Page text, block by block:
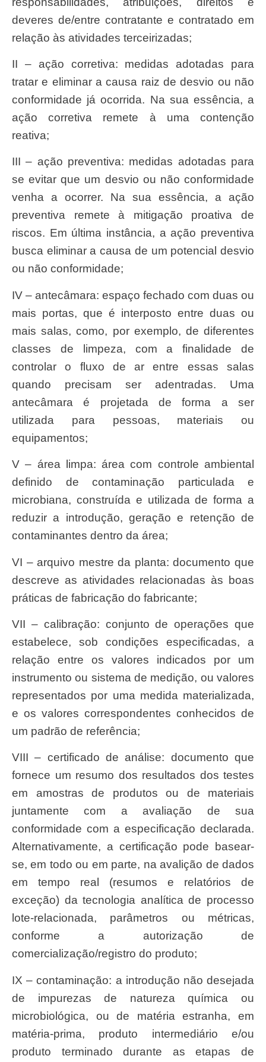
deveres de/entre contratante e contratado em
relação às atividades terceirizadas;
II – ação corretiva: medidas adotadas para
tratar e eliminar a causa raiz de desvio ou não
conformidade já ocorrida. Na sua essência, a
ação corretiva remete à uma contenção
reativa;
III – ação preventiva: medidas adotadas para
se evitar que um desvio ou não conformidade
venha a ocorrer. Na sua essência, a ação
preventiva remete à mitigação proativa de
riscos. Em última instância, a ação preventiva
busca eliminar a causa de um potencial desvio
ou não conformidade;
IV – antecâmara: espaço fechado com duas ou
mais portas, que é interposto entre duas ou
mais salas, como, por exemplo, de diferentes
classes de limpeza, com a finalidade de
controlar o fluxo de ar entre essas salas
quando precisam ser adentradas. Uma
antecâmara é projetada de forma a ser
utilizada para pessoas, materiais ou
equipamentos;
V – área limpa: área com controle ambiental
definido de contaminação particulada e
microbiana, construída e utilizada de forma a
reduzir a introdução, geração e retenção de
contaminantes dentro da área;
VI – arquivo mestre da planta: documento que
descreve as atividades relacionadas às boas
práticas de fabricação do fabricante;
VII – calibração: conjunto de operações que
estabelece, sob condições especificadas, a
relação entre os valores indicados por um
instrumento ou sistema de medição, ou valores
representados por uma medida materializada,
e os valores correspondentes conhecidos de
um padrão de referência;
VIII – certificado de análise: documento que
fornece um resumo dos resultados dos testes
em amostras de produtos ou de materiais
juntamente com a avaliação de sua
conformidade com a especificação declarada.
Alternativamente, a certificação pode basear-
se, em todo ou em parte, na avalição de dados
em tempo real (resumos e relatórios de
exceção) da tecnologia analítica de processo
lote-relacionada, parâmetros ou métricas,
conforme a autorização de
comercialização/registro do produto;
IX – contaminação: a introdução não desejada
de impurezas de natureza química ou
microbiológica, ou de matéria estranha, em
matéria-prima, produto intermediário e/ou
produto terminado durante as etapas de